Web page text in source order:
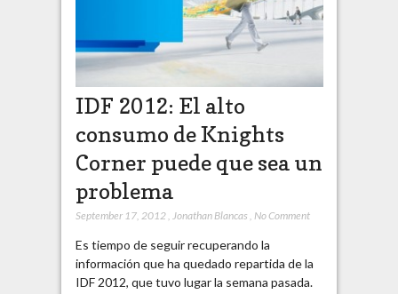
IDF 2012: El alto
consumo de Knights
Corner puede que sea un
problema
September 17, 2012, Jonathan Blancas , No Comment
Es tiempo de seguir recuperando la
información que ha quedado repartida de la
IDF 2012, que tuvo lugar la semana pasada.